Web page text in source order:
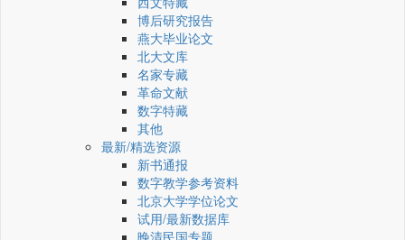
博后研究报告
燕大毕业论文
北大文库
名家专藏
革命文献
数字特藏
其他
最新/精选资源
新书通报
数字教学参考资料
北京大学学位论文
试用/最新数据库